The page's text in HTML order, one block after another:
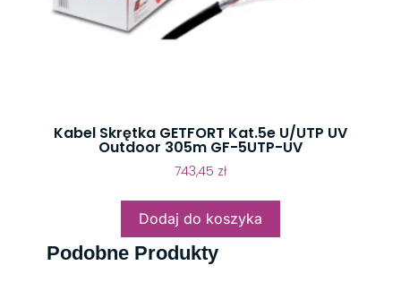
Kabel Skrętka GETFORT Kat.5e U/UTP UV
Outdoor 305m GF-5UTP-UV
743,45 zł
Dodaj do koszyka
Podobne Produkty